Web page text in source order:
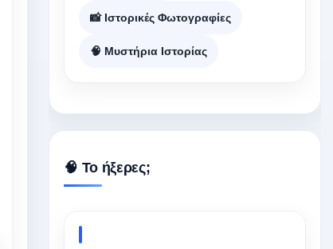
📸 Ιστορικές Φωτογραφίες
🧠 Μυστήρια Ιστορίας
🧠 Το ήξερες;